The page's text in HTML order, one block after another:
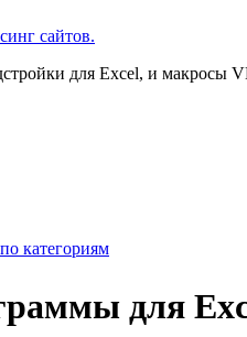
сайтов.
для Excel, и макросы
категориям
для